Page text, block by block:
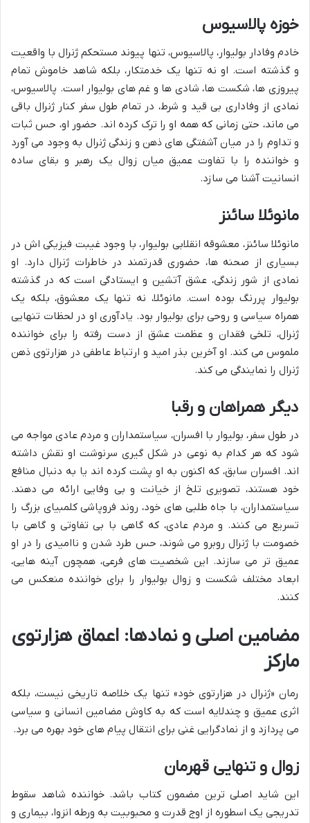
خوزه پالاسیوس
خادم وفادار بولیوار، پالاسیوس، تنها پیوند مستحکم ژنرال با واقعیت
و گذشته است. او نه تنها یک خدمتکار، بلکه شاهد خاموش تمام
پیروزی ها، شکست ها، شادی ها و غم های بولیوار است. پالاسیوس،
نمادی از وفاداری بی قید و شرط، در تمام طول سفر کنار ژنرال باقی
می ماند، حتی زمانی که همه او را ترک کرده اند. حضور او، حس ثبات
و تداوم را در میان آشفتگی های ذهن و زندگی ژنرال به وجود می آورد
و خواننده را با تفاوت عمیق میان زوال یک رهبر و بقای ساده
انسانیت آشنا می سازد.
مانوئلا سائنز
مانوئلا سائنز، معشوقه انقلابی بولیوار، با وجود غیبت فیزیکی اش در
بسیاری از صحنه ها، حضوری قدرتمند در خاطرات ژنرال دارد. او
نمادی از شور زندگی، عشق آتشین و ایستادگی است که در گذشته
بولیوار پررنگ بوده است. مانوئلا، نه تنها یک معشوق، بلکه یک
همراه سیاسی و روحی برای بولیوار بود. یادآوری او در لحظات تنهایی
ژنرال، تلخی فقدان و عظمت عشق از دست رفته را برای خواننده
ملموس می کند. او آخرین بذر امید و ارتباط عاطفی در هزارتوی ذهن
ژنرال را نمایندگی می کند.
دیگر همراهان و رقبا
در طول سفر، بولیوار با افسران، سیاستمداران و مردم عادی مواجه می
شود که هر کدام به نوعی در شکل گیری سرنوشت او نقش داشته
اند. افسران سابق، که اکنون به او پشت کرده اند یا به دنبال منافع
خود هستند، تصویری تلخ از خیانت و بی وفایی ارائه می دهند.
سیاستمداران، با جاه طلبی های خود، روند فروپاشی کلمبیای بزرگ را
تسریع می کنند. و مردم عادی، که گاهی با بی تفاوتی و گاهی با
خصومت با ژنرال روبرو می شوند، حس طرد شدن و ناامیدی را در او
عمیق تر می سازند. این شخصیت های فرعی، همچون آینه هایی،
ابعاد مختلف شکست و زوال بولیوار را برای خواننده منعکس می
کنند.
مضامین اصلی و نمادها: اعماق هزارتوی
مارکز
رمان «ژنرال در هزارتوی خود» تنها یک خلاصه تاریخی نیست، بلکه
اثری عمیق و چندلایه است که به کاوش مضامین انسانی و سیاسی
می پردازد و از نمادگرایی غنی برای انتقال پیام های خود بهره می برد.
زوال و تنهایی قهرمان
این شاید اصلی ترین مضمون کتاب باشد. خواننده شاهد سقوط
تدریجی یک اسطوره از اوج قدرت و محبوبیت به ورطه انزوا، بیماری و